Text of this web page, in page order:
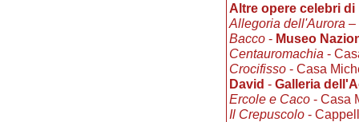
Altre opere celebri
Allegoria dell'Aurora –
Bacco - Museo
Centauromachia -
Crocifisso - Casa
David - Galleria
Ercole e Caco - Casa
Il Crepuscolo -